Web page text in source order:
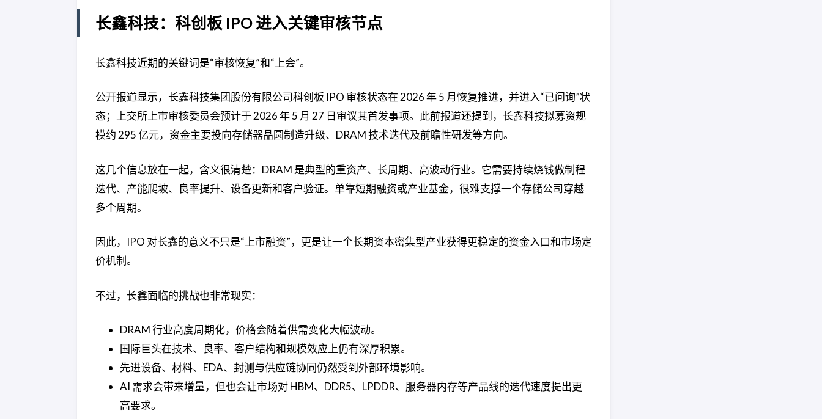
长鑫科技：科创板 IPO 进入关键审核节点
长鑫科技近期的关键词是“审核恢复”和“上会”。
公开报道显示，长鑫科技集团股份有限公司科创板 IPO 审核状态在 2026 年 5 月恢复推进，并进入“已问询”状
态；上交所上市审核委员会预计于 2026 年 5 月 27 日审议其首发事项。此前报道还提到，长鑫科技拟募资规
模约 295 亿元，资金主要投向存储器晶圆制造升级、DRAM 技术迭代及前瞻性研发等方向。
这几个信息放在一起，含义很清楚：DRAM 是典型的重资产、长周期、高波动行业。它需要持续烧钱做制程
迭代、产能爬坡、良率提升、设备更新和客户验证。单靠短期融资或产业基金，很难支撑一个存储公司穿越
多个周期。
因此，IPO 对长鑫的意义不只是“上市融资”，更是让一个长期资本密集型产业获得更稳定的资金入口和市场定
价机制。
不过，长鑫面临的挑战也非常现实：
DRAM 行业高度周期化，价格会随着供需变化大幅波动。
国际巨头在技术、良率、客户结构和规模效应上仍有深厚积累。
先进设备、材料、EDA、封测与供应链协同仍然受到外部环境影响。
AI 需求会带来增量，但也会让市场对 HBM、DDR5、LPDDR、服务器内存等产品线的迭代速度提出更
高要求。